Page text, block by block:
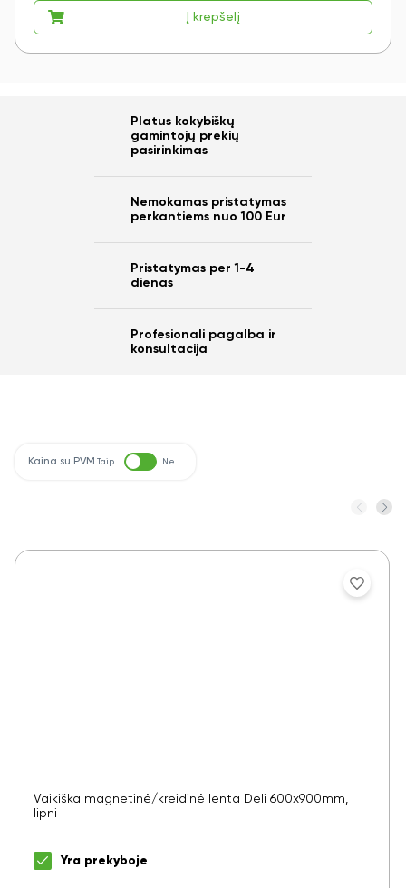
Į krepšelį
Platus kokybiškų
gamintojų prekių
pasirinkimas
Nemokamas pristatymas
perkantiems nuo 100 Eur
Pristatymas per 1-4
dienas
Profesionali pagalba ir
konsultacija
Kaina su PVM Taip Ne
Vaikiška magnetinė/kreidinė lenta Deli 600x900mm,
lipni
Yra prekyboje